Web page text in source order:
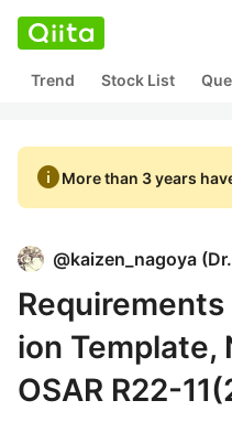
Trend Stock List
infoMore than 3 years
@kaizen_nagoya (
ion Template,
OSAR R22-